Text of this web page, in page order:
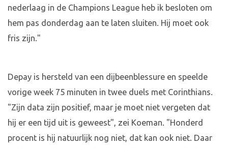
nederlaag in de Champions League heb ik besloten om
hem pas donderdag aan te laten sluiten. Hij moet ook
fris zijn."
Depay is hersteld van een dijbeenblessure en speelde
vorige week 75 minuten in twee duels met Corinthians.
"Zijn data zijn positief, maar je moet niet vergeten dat
hij er een tijd uit is geweest", zei Koeman. "Honderd
procent is hij natuurlijk nog niet, dat kan ook niet. Daar